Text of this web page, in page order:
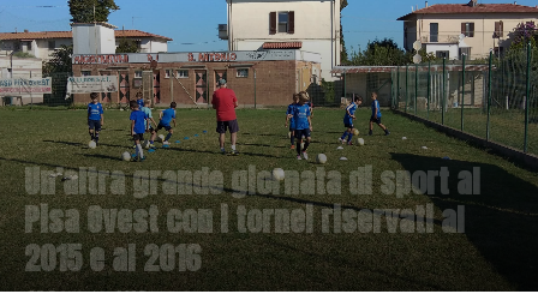
Un’altra grande giornata di sport al
Pisa Ovest con i tornei riservati al
2015 e al 2016
23 Settembre 2023